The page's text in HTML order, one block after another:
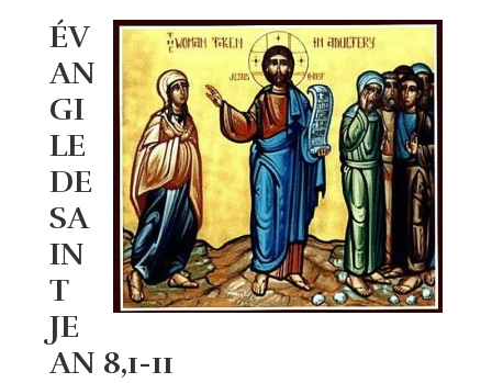
ÉV
AN
GI
LE
DE
SA
IN
T
JE
AN 8,1-11